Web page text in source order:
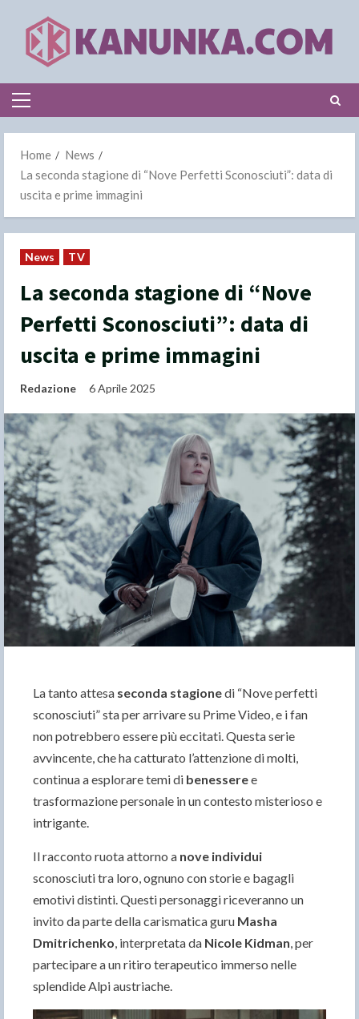
content
Primary
Home
News
La seconda stagione di “Nove Perfetti Sconosciuti”: data di
uscita e prime immagini
News TV
La seconda stagione di “Nove
Perfetti Sconosciuti”: data di
uscita e prime immagini
Redazione 6 Aprile 2025
La tanto attesa seconda stagionedi “Nove perfetti
sconosciuti” sta per arrivare su Prime Video, e i fan
non potrebbero essere più eccitati. Questa serie
avvincente, che ha catturato l’attenzione di molti,
continua a esplorare temi di benesseree
trasformazione personale in un contesto misterioso e
intrigante.
Il racconto ruota attorno a nove individui
sconosciuti tra loro, ognuno con storie e bagagli
emotivi distinti. Questi personaggi riceveranno un
invito da parte della carismatica guru Masha
Dmitrichenko, interpretata da Nicole Kidman, per
partecipare a un ritiro terapeutico immerso nelle
splendide Alpi austriache.